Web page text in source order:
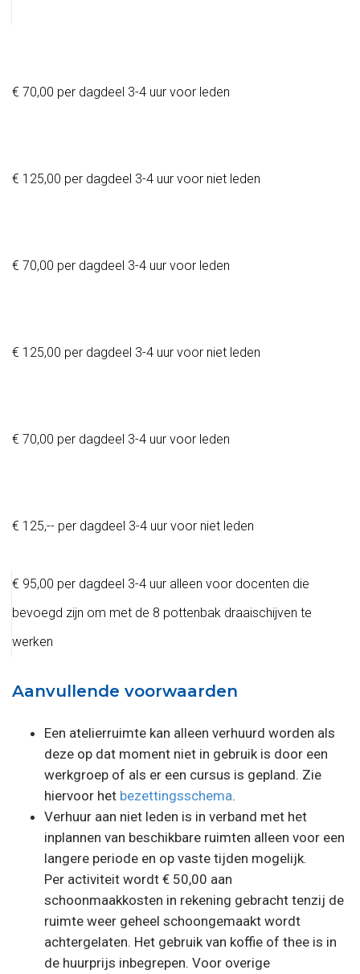
€ 70,00 per dagdeel 3-4 uur voor leden
€ 125,00 per dagdeel 3-4 uur voor niet leden
€ 70,00 per dagdeel 3-4 uur voor leden
€ 125,00 per dagdeel 3-4 uur voor niet leden
€ 70,00 per dagdeel 3-4 uur voor leden
€ 125,-- per dagdeel 3-4 uur voor niet leden
€ 95,00 per dagdeel 3-4 uur alleen voor docenten die
bevoegd zijn om met de 8 pottenbak draaischijven te
werken
Aanvullende voorwaarden
Een atelierruimte kan alleen verhuurd worden als
deze op dat moment niet in gebruik is door een
werkgroep of als er een cursus is gepland. Zie
hiervoor het bezettingsschema.
Verhuur aan niet leden is in verband met het
inplannen van beschikbare ruimten alleen voor een
langere periode en op vaste tijden mogelijk.
Per activiteit wordt € 50,00 aan
schoonmaakkosten in rekening gebracht tenzij de
ruimte weer geheel schoongemaakt wordt
achtergelaten. Het gebruik van koffie of thee is in
de huurprijs inbegrepen. Voor overige